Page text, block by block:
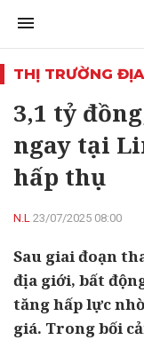
THỊ TRƯỜNG
3,1 tỷ
ngay tại
hấp thụ
N.L 23/07/2025 08:00
Sau giai đoạn
địa giới, bất
tăng hấp lực
giá. Trong bối